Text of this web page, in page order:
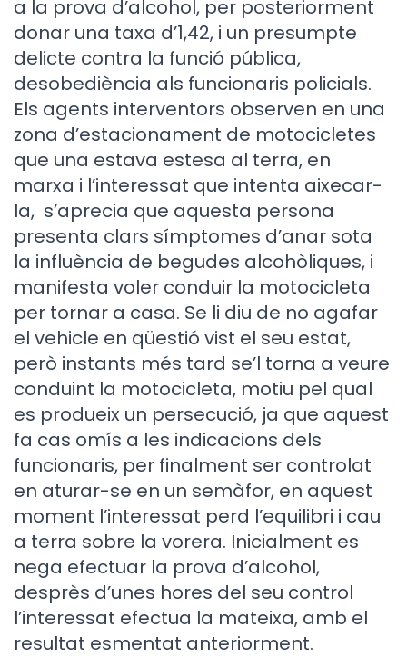
a la prova d’alcohol, per posteriorment
donar una taxa d’1,42, i un presumpte
delicte contra la funció pública,
desobediència als funcionaris policials.
Els agents interventors observen en una
zona d’estacionament de motocicletes
que una estava estesa al terra, en
marxa i l’interessat que intenta aixecar-
la, s’aprecia que aquesta persona
presenta clars símptomes d’anar sota
la influència de begudes alcohòliques, i
manifesta voler conduir la motocicleta
per tornar a casa. Se li diu de no agafar
el vehicle en qüestió vist el seu estat,
però instants més tard se’l torna a veure
conduint la motocicleta, motiu pel qual
es produeix un persecució, ja que aquest
fa cas omís a les indicacions dels
funcionaris, per finalment ser controlat
en aturar-se en un semàfor, en aquest
moment l’interessat perd l’equilibri i cau
a terra sobre la vorera. Inicialment es
nega efectuar la prova d’alcohol,
desprès d’unes hores del seu control
l’interessat efectua la mateixa, amb el
resultat esmentat anteriorment.